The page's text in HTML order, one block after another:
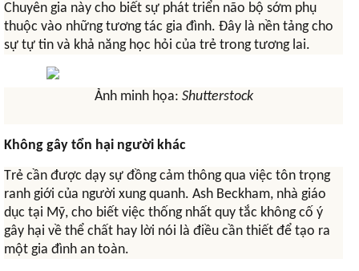
Chuyên gia này cho biết sự phát triển não bộ sớm phụ
thuộc vào những tương tác gia đình. Đây là nền tảng cho
sự tự tin và khả năng học hỏi của trẻ trong tương lai.
Ảnh minh họa: Shutterstock
Không gây tổn hại người khác
Trẻ cần được dạy sự đồng cảm thông qua việc tôn trọng
ranh giới của người xung quanh. Ash Beckham, nhà giáo
dục tại Mỹ, cho biết việc thống nhất quy tắc không cố ý
gây hại về thể chất hay lời nói là điều cần thiết để tạo ra
một gia đình an toàn.